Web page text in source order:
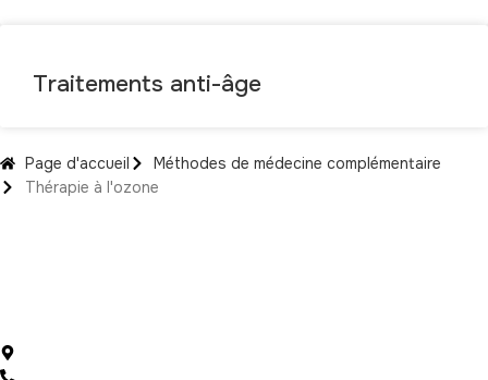
Traitements anti-âge
Page d'accueil
Méthodes de médecine complémentaire
Thérapie à l'ozone